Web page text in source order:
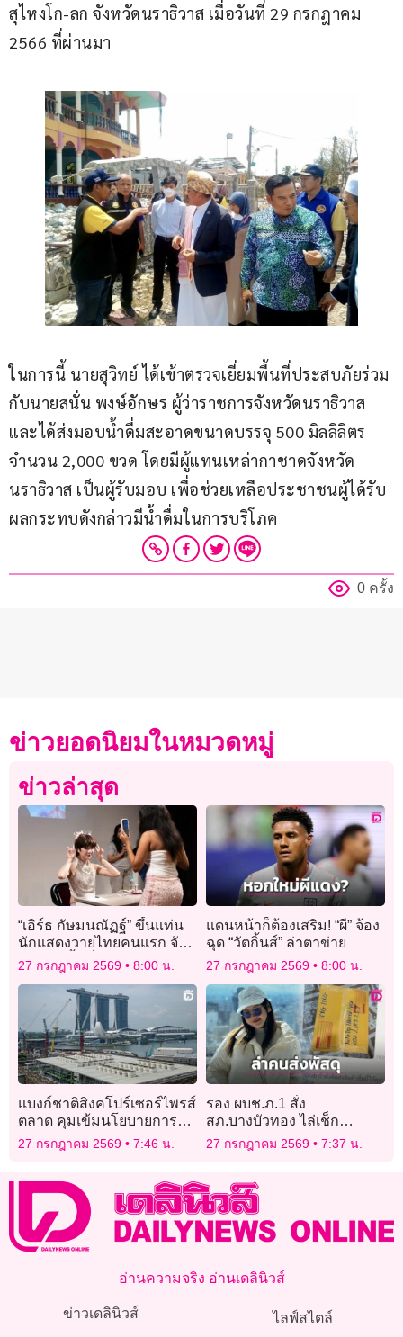
สุไหงโก-ลก จังหวัดนราธิวาส เมื่อวันที่ 29 กรกฎาคม
2566 ที่ผ่านมา
ในการนี้ นายสุวิทย์ ได้เข้าตรวจเยี่ยมพื้นที่ประสบภัยร่วม
กับนายสนั่น พงษ์อักษร ผู้ว่าราชการจังหวัดนราธิวาส
และได้ส่งมอบน้ำดื่มสะอาดขนาดบรรจุ 500 มิลลิลิตร
จำนวน 2,000 ขวด โดยมีผู้แทนเหล่ากาชาดจังหวัด
นราธิวาส เป็นผู้รับมอบ เพื่อช่วยเหลือประชาชนผู้ได้รับ
ผลกระทบดังกล่าวมีน้ำดื่มในการบริโภค
0 ครั้ง
ข่าวยอดนิยมในหมวดหมู่
ข่าวล่าสุด
“เอิร์ธ กัษมนณัฏฐ์” ขึ้นแท่น
นักแสดงวายไทยคนแรก จัด
แฟนมีตติ้งเดี่ยวแดนภารตะ!
27 กรกฎาคม 2569 8:00 น.
แดนหน้าก็ต้องเสริม! “ผี” จ้อง
ฉุด “วัตกิ้นส์” ล่าตาข่าย
27 กรกฎาคม 2569 8:00 น.
แบงก์ชาติสิงคโปร์เซอร์ไพรส์
ตลาด คุมเข้มนโยบายการ
เงินรับแรงกดดันเงินเฟ้อ
27 กรกฎาคม 2569 7:46 น.
รอง ผบช.ภ.1 สั่ง
สภ.บางบัวทอง ไล่เช็ก
วงจรปิด ล่าตัวผู้ส่งพัสดุซุกยา
ไอซ์ฝากหิ้วไปญี่ปุ่น!
27 กรกฎาคม 2569 7:37 น.
อ่านความจริง อ่านเดลินิวส์
ข่าวเดลินิวส์
ไลฟ์สไตล์